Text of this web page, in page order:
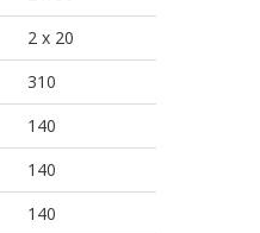
2 x 20
310
140
140
140